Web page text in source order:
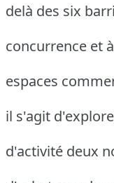
delà des six
concurrence et
espaces
il s'agit
d'activité deux